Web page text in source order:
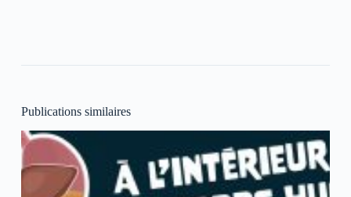
Publications similaires